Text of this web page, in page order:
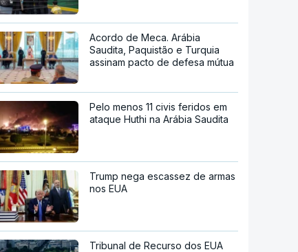
Acordo de Meca. Arábia
Saudita, Paquistão e Turquia
assinam pacto de defesa mútua
Pelo menos 11 civis feridos em
ataque Huthi na Arábia Saudita
Trump nega escassez de armas
nos EUA
Tribunal de Recurso dos EUA